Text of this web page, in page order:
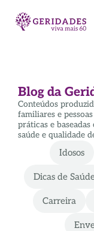
Blog da
Conteúdos
familiares e
práticas e
saúde e qualidade
Idosos
Dicas de
Carreira